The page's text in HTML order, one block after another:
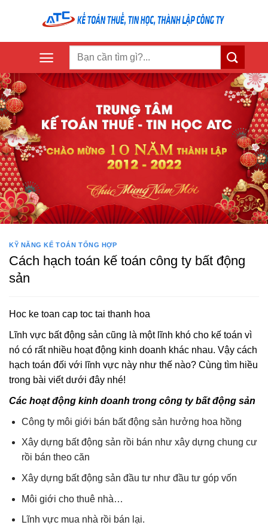
KỸ NĂNG KẾ TOÁN TỔNG HỢP
Cách hạch toán kế toán công ty bất động
sản
Hoc ke toan cap toc tai thanh hoa
Lĩnh vực bất động sản cũng là một lĩnh khó cho kế toán vì
nó có rất nhiều hoạt động kinh doanh khác nhau. Vậy cách
hạch toán đối với lĩnh vực này như thế nào? Cùng tìm hiều
trong bài viết dưới đây nhé!
Các hoạt động kinh doanh trong công ty bất động sản
Công ty môi giới bán bất động sản hưởng hoa hồng
Xây dựng bất động sản rồi bán như xây dựng chung cư
rồi bán theo căn
Xây dựng bất động sản đầu tư như đầu tư góp vốn
Môi giới cho thuê nhà…
Lĩnh vực mua nhà rồi bán lại.